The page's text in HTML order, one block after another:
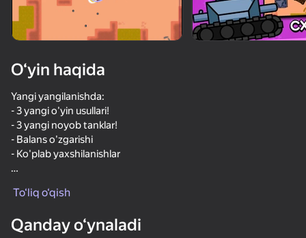
Хруст Металла: Противостояние
O‘yin haqida
Yangi yangilanishda:
- 3 yangi o'yin usullari!
- 3 yangi noyob tanklar!
- Balans o'zgarishi
- Ko'plab yaxshilanishlar
tanklarni yo'q qiling, kuchaytiring, pistirma qiling, janglarda
yangi tanklarni oching! Sinfingizni va o'yin uslubingizni
To‘liq o‘qish
Qanday o‘ynaladi